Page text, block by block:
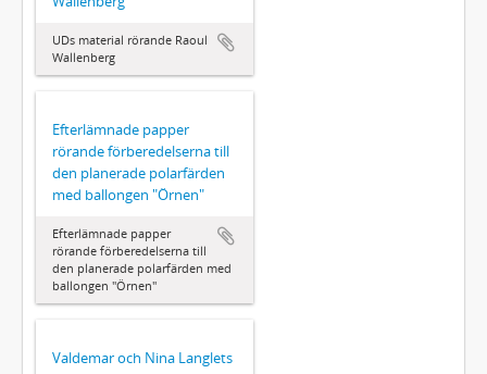
UDs material rörande Raoul
Wallenberg
Efterlämnade papper
rörande förberedelserna till
den planerade polarfärden
med ballongen "Örnen"
Efterlämnade papper
rörande förberedelserna till
den planerade polarfärden med
ballongen "Örnen"
Valdemar och Nina Langlets